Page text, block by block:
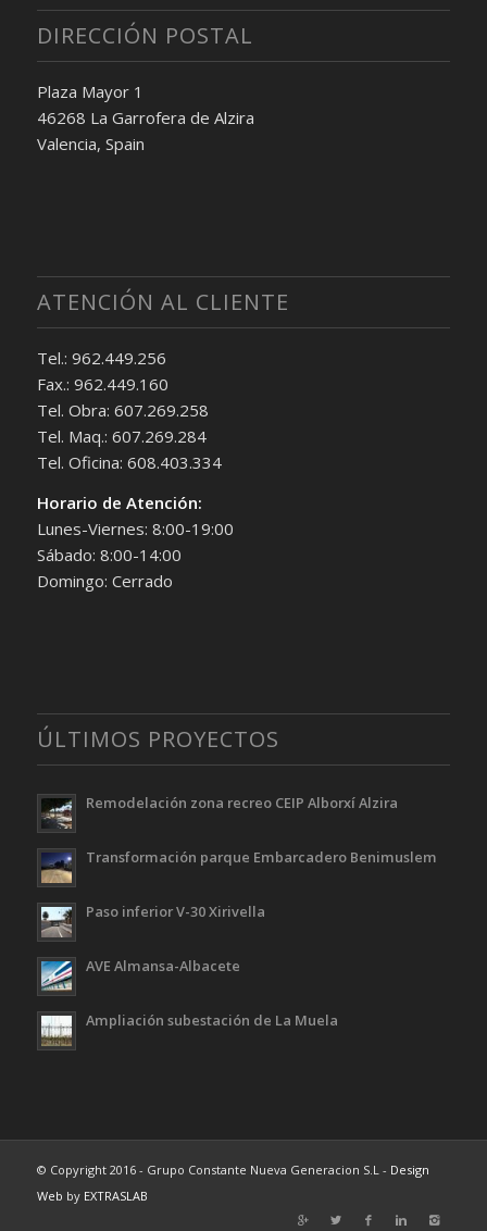
DIRECCIÓN POSTAL
Plaza Mayor 1
46268 La Garrofera de Alzira
Valencia, Spain
ATENCIÓN AL CLIENTE
Tel.: 962.449.256
Fax.: 962.449.160
Tel. Obra: 607.269.258
Tel. Maq.: 607.269.284
Tel. Oficina: 608.403.334
Horario de Atención:
Lunes-Viernes: 8:00-19:00
Sábado: 8:00-14:00
Domingo: Cerrado
ÚLTIMOS PROYECTOS
Remodelación zona recreo CEIP Alborxí Alzira
Transformación parque Embarcadero Benimuslem
Paso inferior V-30 Xirivella
AVE Almansa-Albacete
Ampliación subestación de La Muela
© Copyright 2016 - Grupo Constante Nueva Generacion S.L - Design
Web by EXTRASLAB